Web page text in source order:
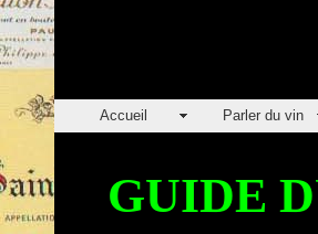
Accueil Parler du vin
GUIDE